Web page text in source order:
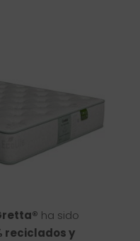
ha sido
reciclados y